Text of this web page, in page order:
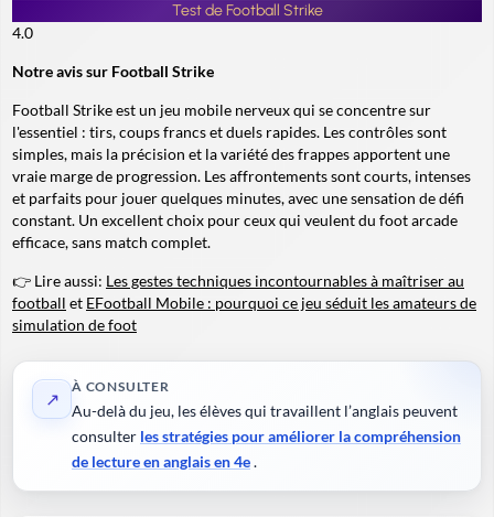
Test de Football Strike
4.0
Notre avis sur Football Strike
Football Strike est un jeu mobile nerveux qui se concentre sur
l'essentiel : tirs, coups francs et duels rapides. Les contrôles sont
simples, mais la précision et la variété des frappes apportent une
vraie marge de progression. Les affrontements sont courts, intenses
et parfaits pour jouer quelques minutes, avec une sensation de défi
constant. Un excellent choix pour ceux qui veulent du foot arcade
efficace, sans match complet.
👉 Lire aussi: Les gestes techniques incontournables à maîtriser au
football et EFootball Mobile : pourquoi ce jeu séduit les amateurs de
simulation de foot
↗
À CONSULTER
Au-delà du jeu, les élèves qui travaillent l’anglais peuvent
consulter les stratégies pour améliorer la compréhension
de lecture en anglais en 4e.